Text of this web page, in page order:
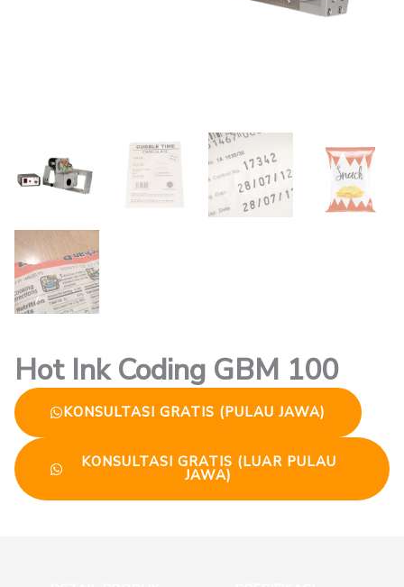
Hot Ink Coding GBM 100
KONSULTASI GRATIS (PULAU JAWA)
KONSULTASI GRATIS (LUAR PULAU
JAWA)